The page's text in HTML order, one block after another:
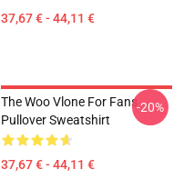
37,67 € - 44,11 €
The Woo Vlone For Fans
Pullover Sweatshirt
37,67 € - 44,11 €
-20%